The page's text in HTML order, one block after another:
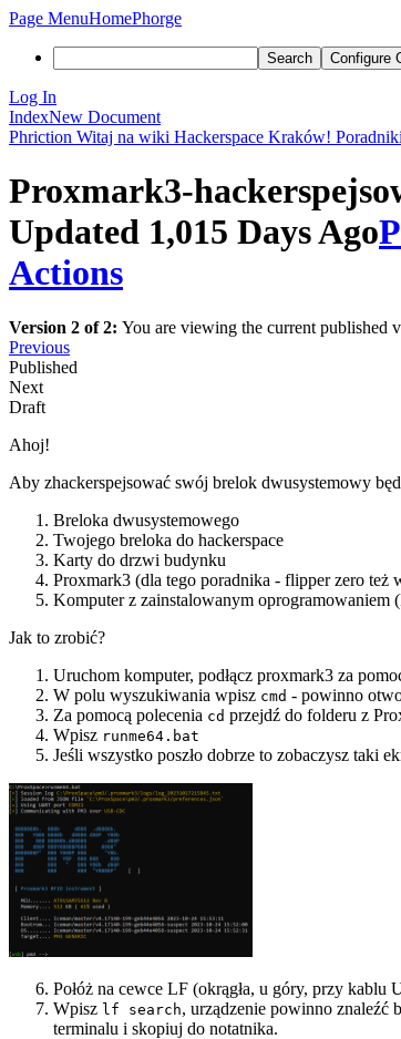
Page MenuHomePhorge
Search Configure
Log In
IndexNew Document
Phriction Witaj na wiki Hackerspace Kraków! Poradniki
Proxmark3-
Updated 1,015 Days Ago
Actions
Version 2 of 2: You are viewing the current published
Previous
Published
Next
Draft
Ahoj!
Aby zhackerspejsować swój brelok dwusystemowy
Breloka dwusystemowego
Twojego breloka do hackerspace
Karty do drzwi budynku
Proxmark3 (dla tego poradnika - flipper zero też
Komputer z zainstalowanym oprogramowaniem
Jak to zrobić?
Uruchom komputer, podłącz proxmark3 za
W polu wyszukiwania wpisz cmd - powinno
Za pomocą polecenia cd przejdź do folderu z
Wpisz runme64.bat
Jeśli wszystko poszło dobrze to zobaczysz taki
Połóż na cewce LF (okrągła, u góry, przy
Wpisz lf search, urządzenie powinno
terminalu i skopiuj do notatnika.